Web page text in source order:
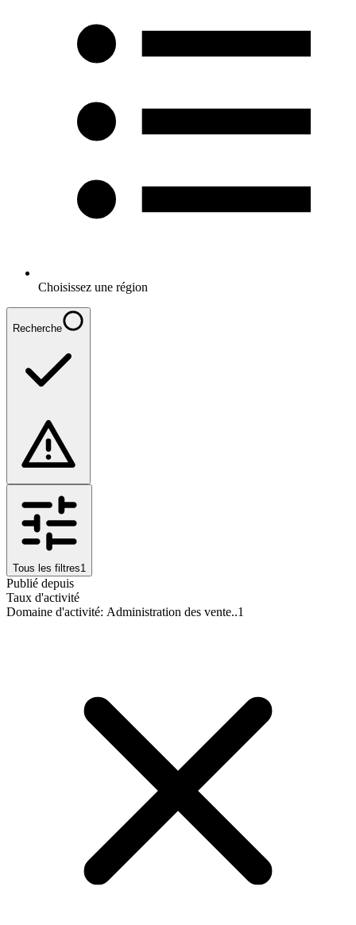
Choisissez une région
Recherche
Tous les filtres1
Publié depuis
Taux d'activité
Domaine d'activité: Administration des vente..1